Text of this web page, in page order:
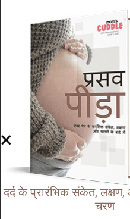
दर्द के प्रारंभिक संकेत,
चरण